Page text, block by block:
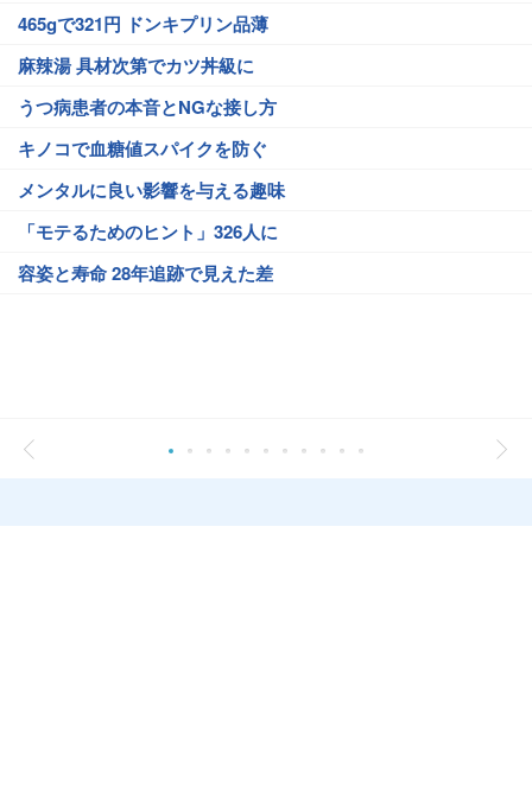
465gで321円 ドンキプリン品薄
麻辣湯 具材次第でカツ丼級に
うつ病患者の本音とNGな接し方
キノコで血糖値スパイクを防ぐ
メンタルに良い影響を与える趣味
「モテるためのヒント」326人に
容姿と寿命 28年追跡で見えた差